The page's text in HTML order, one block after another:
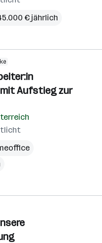
€ jährlich
Aufstieg zur